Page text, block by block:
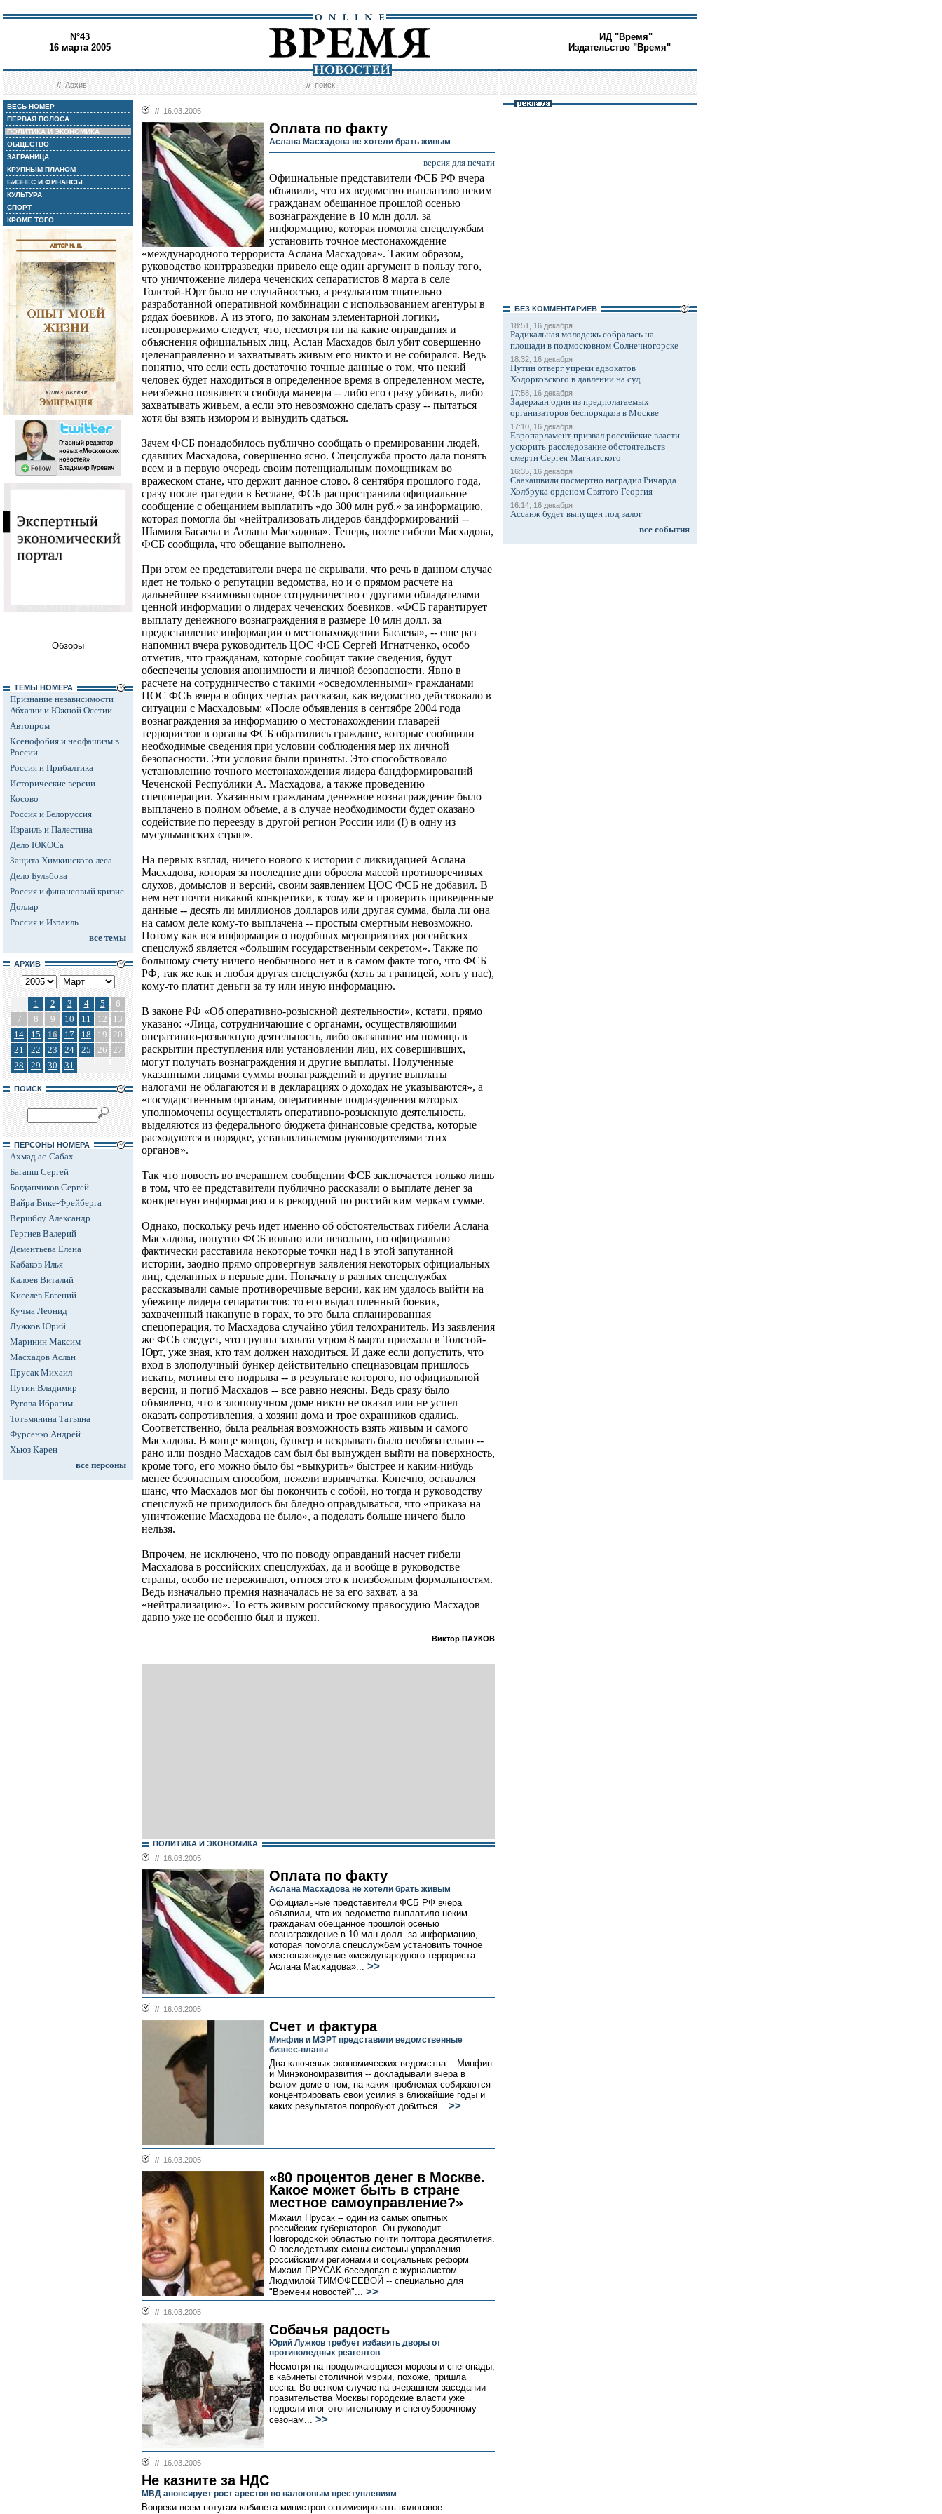
N°43
16 марта 2005
ИД "Время"
Издательство "Время"
//Архив //поиск
ВЕСЬ НОМЕР
ПЕРВАЯ ПОЛОСА
ПОЛИТИКА И ЭКОНОМИКА
ОБЩЕСТВО
ЗАГРАНИЦА
КРУПНЫМ ПЛАНОМ
БИЗНЕС И ФИНАНСЫ
КУЛЬТУРА
СПОРТ
КРОМЕ ТОГО
Обзоры
ТЕМЫ НОМЕРА
Признание независимости
Абхазии и Южной Осетии
Автопром
Ксенофобия и неофашизм в
России
Россия и Прибалтика
Исторические версии
Косово
Россия и Белоруссия
Израиль и Палестина
Дело ЮКОСа
Защита Химкинского леса
Дело Бульбова
Россия и финансовый кризис
Доллар
Россия и Израиль
все темы
АРХИВ
1 2 3 4 5
6
7
8 9 10 11 12
13
14
15 16 17 18 19 20
21
22 23 24 25 26 27
28
29 30 31
ПОИСК
ПЕРСОНЫ НОМЕРА
Ахмад ас-Сабах
Багапш Сергей
Богданчиков Сергей
Вайра Вике-Фрейберга
Вершбоу Александр
Гергиев Валерий
Дементьева Елена
Кабаков Илья
Калоев Виталий
Киселев Евгений
Кучма Леонид
Лужков Юрий
Маринин Максим
Масхадов Аслан
Прусак Михаил
Путин Владимир
Ругова Ибрагим
Тотьмянина Татьяна
Фурсенко Андрей
Хьюз Карен
все персоны
// 16.03.2005
Оплата по факту
Аслана Масхадова не хотели брать живым
версия для печати
Официальные представители ФСБ РФ вчера
объявили, что их ведомство выплатило неким
гражданам обещанное прошлой осенью
вознаграждение в 10 млн долл. за
информацию, которая помогла спецслужбам
установить точное местонахождение
«международного террориста Аслана Масхадова». Таким образом,
руководство контрразведки привело еще один аргумент в пользу того,
что уничтожение лидера чеченских сепаратистов 8 марта в селе
Толстой-Юрт было не случайностью, а результатом тщательно
разработанной оперативной комбинации с использованием агентуры в
рядах боевиков. А из этого, по законам элементарной логики,
неопровержимо следует, что, несмотря ни на какие оправдания и
объяснения официальных лиц, Аслан Масхадов был убит совершенно
целенаправленно и захватывать живым его никто и не собирался. Ведь
понятно, что если есть достаточно точные данные о том, что некий
человек будет находиться в определенное время в определенном месте,
неизбежно появляется свобода маневра -- либо его сразу убивать, либо
захватывать живьем, а если это невозможно сделать сразу -- пытаться
хотя бы взять измором и вынудить сдаться.
Зачем ФСБ понадобилось публично сообщать о премировании людей,
сдавших Масхадова, совершенно ясно. Спецслужба просто дала понять
всем и в первую очередь своим потенциальным помощникам во
вражеском стане, что держит данное слово. 8 сентября прошлого года,
сразу после трагедии в Беслане, ФСБ распространила официальное
сообщение с обещанием выплатить «до 300 млн руб.» за информацию,
которая помогла бы «нейтрализовать лидеров бандформирований --
Шамиля Басаева и Аслана Масхадова». Теперь, после гибели Масхадова,
ФСБ сообщила, что обещание выполнено.
При этом ее представители вчера не скрывали, что речь в данном случае
идет не только о репутации ведомства, но и о прямом расчете на
дальнейшее взаимовыгодное сотрудничество с другими обладателями
ценной информации о лидерах чеченских боевиков. «ФСБ гарантирует
выплату денежного вознаграждения в размере 10 млн долл. за
предоставление информации о местонахождении Басаева», -- еще раз
напомнил вчера руководитель ЦОС ФСБ Сергей Игнатченко, особо
отметив, что гражданам, которые сообщат такие сведения, будут
обеспечены условия анонимности и личной безопасности. Явно в
расчете на сотрудничество с такими «осведомленными» гражданами
ЦОС ФСБ вчера в общих чертах рассказал, как ведомство действовало в
ситуации с Масхадовым: «После объявления в сентябре 2004 года
вознаграждения за информацию о местонахождении главарей
террористов в органы ФСБ обратились граждане, которые сообщили
необходимые сведения при условии соблюдения мер их личной
безопасности. Эти условия были приняты. Это способствовало
установлению точного местонахождения лидера бандформирований
Чеченской Республики А. Масхадова, а также проведению
спецоперации. Указанным гражданам денежное вознаграждение было
выплачено в полном объеме, а в случае необходимости будет оказано
содействие по переезду в другой регион России или (!) в одну из
мусульманских стран».
На первых взгляд, ничего нового к истории с ликвидацией Аслана
Масхадова, которая за последние дни обросла массой противоречивых
слухов, домыслов и версий, своим заявлением ЦОС ФСБ не добавил. В
нем нет почти никакой конкретики, к тому же и проверить приведенные
данные -- десять ли миллионов долларов или другая сумма, была ли она
на самом деле кому-то выплачена -- простым смертным невозможно.
Потому как вся информация о подобных мероприятиях российских
спецслужб является «большим государственным секретом». Также по
большому счету ничего необычного нет и в самом факте того, что ФСБ
РФ, так же как и любая другая спецслужба (хоть за границей, хоть у нас),
кому-то платит деньги за ту или иную информацию.
В законе РФ «Об оперативно-розыскной деятельности», кстати, прямо
указано: «Лица, сотрудничающие с органами, осуществляющими
оперативно-розыскную деятельность, либо оказавшие им помощь в
раскрытии преступления или установлении лиц, их совершивших,
могут получать вознаграждения и другие выплаты. Полученные
указанными лицами суммы вознаграждений и другие выплаты
налогами не облагаются и в декларациях о доходах не указываются», а
«государственным органам, оперативные подразделения которых
уполномочены осуществлять оперативно-розыскную деятельность,
выделяются из федерального бюджета финансовые средства, которые
расходуются в порядке, устанавливаемом руководителями этих
органов».
Так что новость во вчерашнем сообщении ФСБ заключается только лишь
в том, что ее представители публично рассказали о выплате денег за
конкретную информацию и в рекордной по российским меркам сумме.
Однако, поскольку речь идет именно об обстоятельствах гибели Аслана
Масхадова, попутно ФСБ вольно или невольно, но официально
фактически расставила некоторые точки над i в этой запутанной
истории, заодно прямо опровергнув заявления некоторых официальных
лиц, сделанных в первые дни. Поначалу в разных спецслужбах
рассказывали самые противоречивые версии, как им удалось выйти на
убежище лидера сепаратистов: то его выдал пленный боевик,
захваченный накануне в горах, то это была спланированная
спецоперация, то Масхадова случайно убил телохранитель. Из заявления
же ФСБ следует, что группа захвата утром 8 марта приехала в Толстой-
Юрт, уже зная, кто там должен находиться. И даже если допустить, что
вход в злополучный бункер действительно спецназовцам пришлось
искать, мотивы его подрыва -- в результате которого, по официальной
версии, и погиб Масхадов -- все равно неясны. Ведь сразу было
объявлено, что в злополучном доме никто не оказал или не успел
оказать сопротивления, а хозяин дома и трое охранников сдались.
Соответственно, была реальная возможность взять живым и самого
Масхадова. В конце концов, бункер и вскрывать было необязательно --
рано или поздно Масхадов сам был бы вынужден выйти на поверхность,
кроме того, его можно было бы «выкурить» быстрее и каким-нибудь
менее безопасным способом, нежели взрывчатка. Конечно, оставался
шанс, что Масхадов мог бы покончить с собой, но тогда и руководству
спецслужб не приходилось бы бледно оправдываться, что «приказа на
уничтожение Масхадова не было», а поделать больше ничего было
нельзя.
Впрочем, не исключено, что по поводу оправданий насчет гибели
Масхадова в российских спецслужбах, да и вообще в руководстве
страны, особо не переживают, относя это к неизбежным формальностям.
Ведь изначально премия назначалась не за его захват, а за
«нейтрализацию». То есть живым российскому правосудию Масхадов
давно уже не особенно был и нужен.
Виктор ПАУКОВ
ПОЛИТИКА И ЭКОНОМИКА
// 16.03.2005
Оплата по факту
Аслана Масхадова не хотели брать живым
Официальные представители ФСБ РФ вчера
объявили, что их ведомство выплатило неким
гражданам обещанное прошлой осенью
вознаграждение в 10 млн долл. за информацию,
которая помогла спецслужбам установить точное
местонахождение «международного террориста
Аслана Масхадова»... >>
// 16.03.2005
Счет и фактура
Минфин и МЭРТ представили ведомственные
бизнес-планы
Два ключевых экономических ведомства -- Минфин
и Минэкономразвития -- докладывали вчера в
Белом доме о том, на каких проблемах собираются
концентрировать свои усилия в ближайшие годы и
каких результатов попробуют добиться... >>
// 16.03.2005
«80 процентов денег в Москве.
Какое может быть в стране
местное самоуправление?»
Михаил Прусак -- один из самых опытных
российских губернаторов. Он руководит
Новгородской областью почти полтора десятилетия.
О последствиях смены системы управления
российскими регионами и социальных реформ
Михаил ПРУСАК беседовал с журналистом
Людмилой ТИМОФЕЕВОЙ -- специально для
"Времени новостей"... >>
// 16.03.2005
Собачья радость
Юрий Лужков требует избавить дворы от
противоледных реагентов
Несмотря на продолжающиеся морозы и снегопады,
в кабинеты столичной мэрии, похоже, пришла
весна. Во всяком случае на вчерашнем заседании
правительства Москвы городские власти уже
подвели итог отопительному и снегоуборочному
сезонам... >>
// 16.03.2005
Не казните за НДС
МВД анонсирует рост арестов по налоговым преступлениям
Вопреки всем потугам кабинета министров оптимизировать налоговое
БЕЗ КОМMЕНТАРИЕВ
18:51, 16 декабря
Радикальная молодежь собралась на
площади в подмосковном Солнечногорске
18:32, 16 декабря
Путин отверг упреки адвокатов
Ходорковского в давлении на суд
17:58, 16 декабря
Задержан один из предполагаемых
организаторов беспорядков в Москве
17:10, 16 декабря
Европарламент призвал российские власти
ускорить расследование обстоятельств
смерти Сергея Магнитского
16:35, 16 декабря
Саакашвили посмертно наградил Ричарда
Холбрука орденом Святого Георгия
16:14, 16 декабря
Ассанж будет выпущен под залог
все события